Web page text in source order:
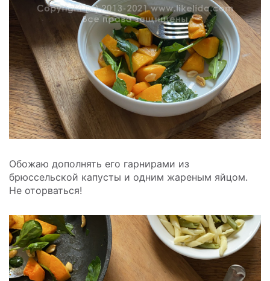
Обожаю дополнять его гарнирами из
брюссельской капусты и одним жареным яйцом.
Не оторваться!